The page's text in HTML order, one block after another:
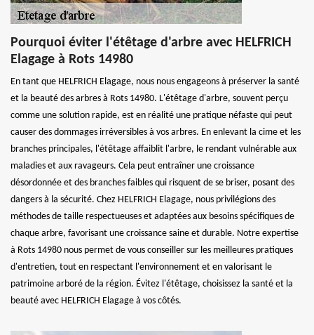
Pourquoi éviter l'étêtage d'arbre avec HELFRICH
Elagage à Rots 14980
En tant que HELFRICH Elagage, nous nous engageons à préserver la santé
et la beauté des arbres à Rots 14980. L'étêtage d'arbre, souvent perçu
comme une solution rapide, est en réalité une pratique néfaste qui peut
causer des dommages irréversibles à vos arbres. En enlevant la cime et les
branches principales, l'étêtage affaiblit l'arbre, le rendant vulnérable aux
maladies et aux ravageurs. Cela peut entraîner une croissance
désordonnée et des branches faibles qui risquent de se briser, posant des
dangers à la sécurité. Chez HELFRICH Elagage, nous privilégions des
méthodes de taille respectueuses et adaptées aux besoins spécifiques de
chaque arbre, favorisant une croissance saine et durable. Notre expertise
à Rots 14980 nous permet de vous conseiller sur les meilleures pratiques
d'entretien, tout en respectant l'environnement et en valorisant le
patrimoine arboré de la région. Évitez l'étêtage, choisissez la santé et la
beauté avec HELFRICH Elagage à vos côtés.